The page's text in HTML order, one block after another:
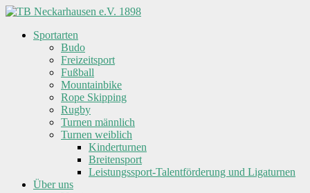
Skip
content
TB
Neckarhausen
Gemeinsam
Sportarten
Budo
Freizeitsport
Fußball
Mountainbike
Rope Skipping
Rugby
Turnen männlich
Turnen weiblich
Kinderturnen
Breitensport
Leistungssport-Talentförderung und Ligaturnen
Über uns